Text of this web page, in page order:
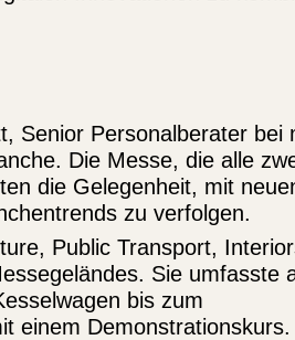
Senior Personalberater bei
Die Messe, die alle
die Gelegenheit, mit
zu verfolgen.
Public Transport,
Sie umfasste
bis zum
einem